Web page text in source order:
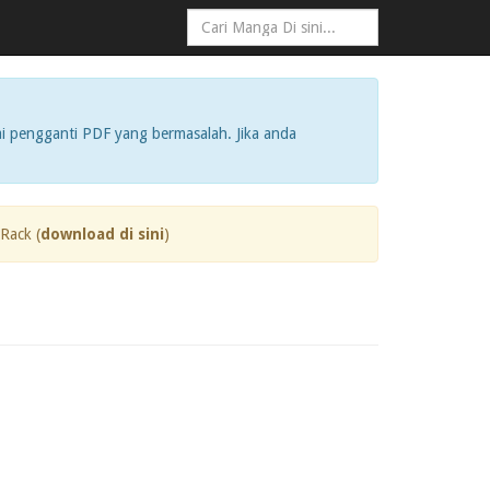
PDF yang bermasalah. Jika anda
(download di sini)